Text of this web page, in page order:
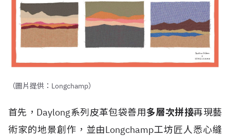
（圖片提供：Longchamp）
首先，Daylong系列皮革包袋善用多層次拼接再現藝
術家的地景創作，並由Longchamp工坊匠人悉心縫